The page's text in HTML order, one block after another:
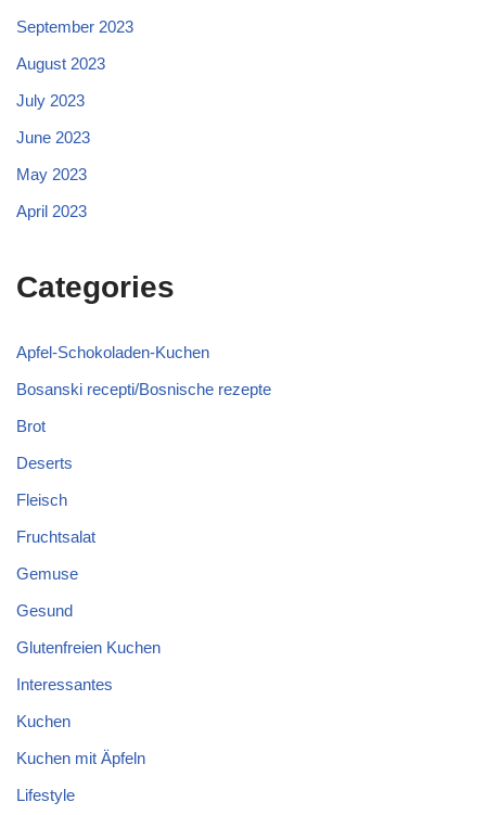
September 2023
August 2023
July 2023
June 2023
May 2023
April 2023
Categories
Apfel-Schokoladen-Kuchen
Bosanski recepti/Bosnische rezepte
Brot
Deserts
Fleisch
Fruchtsalat
Gemuse
Gesund
Glutenfreien Kuchen
Interessantes
Kuchen
Kuchen mit Äpfeln
Lifestyle